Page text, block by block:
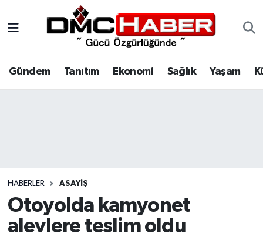
Gündem Tanıtım Ekonomi Sağlık Yaşam
HABERLER ASAYIŞ
Otoyolda kamyonet
alevlere teslim oldu
Tanıtım
Spor
Nöbetçi Eczaneler
Hava Durumu
Haber Arşivi